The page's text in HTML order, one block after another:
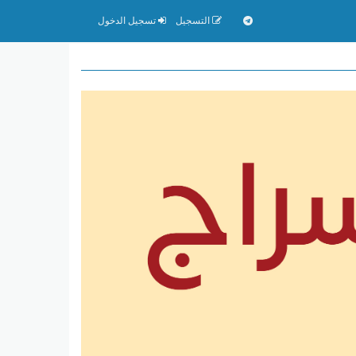
التسجيل تسجيل الدخول